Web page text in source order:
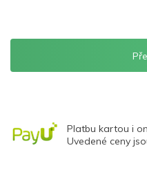
Platbu kartou i
Uvedené ceny